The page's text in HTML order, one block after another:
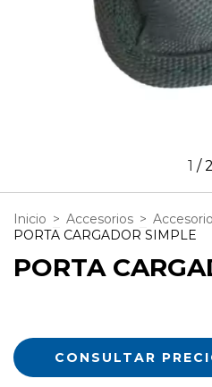
1 /2
Inicio > Accesorios >
PORTA CARGADOR SIMPLE
PORTA